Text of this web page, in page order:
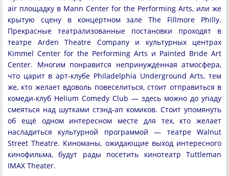
air площадку в Mann Center for the Performing Arts, или же
крытую сцену в концертном зале The Fillmore Philly.
Прекрасные театрализованные постановки проходят в
театре Arden Theatre Company и культурных центрах
Kimmel Center for the Performing Arts и Painted Bride Art
Center. Многим понравится непринуждённая атмосфера,
что царит в арт-клубе Philadelphia Underground Arts, тем
же, кто желает вдоволь повеселиться, стоит отправиться в
комеди-клуб Helium Comedy Club — здесь можно до упаду
смеяться над шутками стэнд-ап комиков. Стоит упомянуть
об ещё одном интересном месте для тех, кто желает
насладиться культурной программой — театре Walnut
Street Theatre. Киноманы, ожидающие выход интересного
кинофильма, будут рады посетить кинотеатр Tuttleman
IMAX Theater.